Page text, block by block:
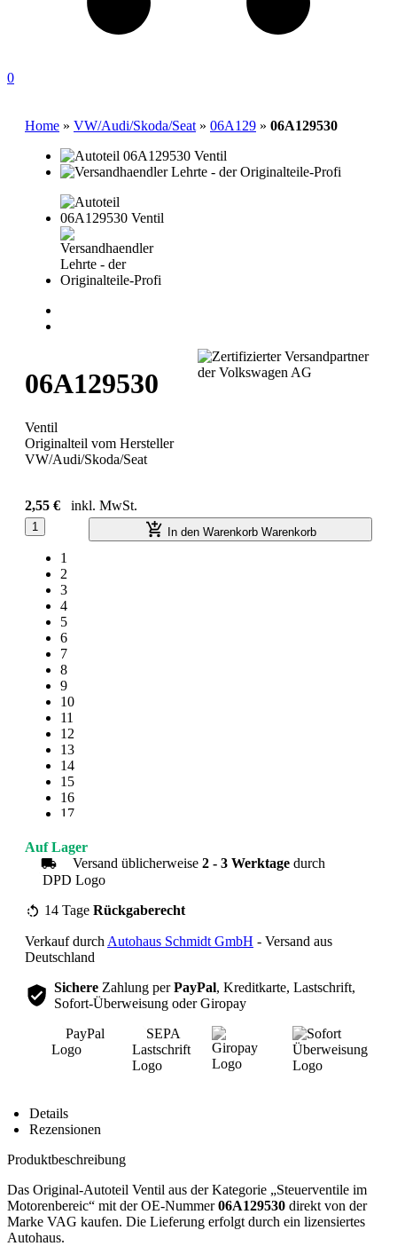
0
Home » VW/Audi/Skoda/Seat » 06A129 » 06A129530
06A129530
Ventil
Originalteil vom Hersteller
VW/Audi/Skoda/Seat
2,55 € inkl. MwSt.
1
1
2
3
4
5
6
7
8
9
10
11
12
13
14
15
16
17
19
20
21
23
25
In den Warenkorb Warenkorb
Auf Lager
Versand üblicherweise 2 - 3 Werktage durch
14 Tage Rückgaberecht
Verkauf durch Autohaus Schmidt GmbH - Versand aus
Deutschland
Sichere Zahlung perPayPal, Kreditkarte, Lastschrift,
Sofort-Überweisung oder Giropay
Details
Rezensionen
Produktbeschreibung
Das Original-Autoteil Ventil aus der Kategorie „Steuerventile im
Motorenbereic“ mit der OE-Nummer06A129530 direkt von der
Marke VAG kaufen. Die Lieferung erfolgt durch ein lizensiertes
Autohaus.